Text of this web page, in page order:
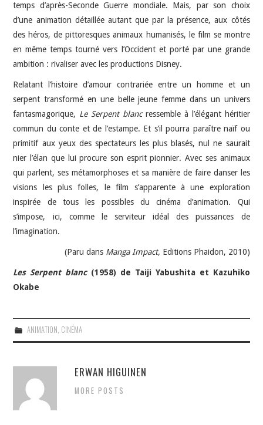
temps d’après-Seconde Guerre mondiale. Mais, par son choix
d’une animation détaillée autant que par la présence, aux côtés
des héros, de pittoresques animaux humanisés, le film se montre
en même temps tourné vers l’Occident et porté par une grande
ambition : rivaliser avec les productions Disney.
Relatant l’histoire d’amour contrariée entre un homme et un
serpent transformé en une belle jeune femme dans un univers
fantasmagorique, Le Serpent blancressemble à l’élégant héritier
commun du conte et de l’estampe. Et s’il pourra paraître naïf ou
primitif aux yeux des spectateurs les plus blasés, nul ne saurait
nier l’élan que lui procure son esprit pionnier. Avec ses animaux
qui parlent, ses métamorphoses et sa manière de faire danser les
visions les plus folles, le film s’apparente à une exploration
inspirée de tous les possibles du cinéma d’animation. Qui
s’impose, ici, comme le serviteur idéal des puissances de
l’imagination.
(Paru dans Manga Impact, Editions Phaidon, 2010)
Les Serpent blanc (1958) de Taiji Yabushita et Kazuhiko
Okabe
ANIMATION, CINÉMA
ERWAN HIGUINEN
MORE POSTS